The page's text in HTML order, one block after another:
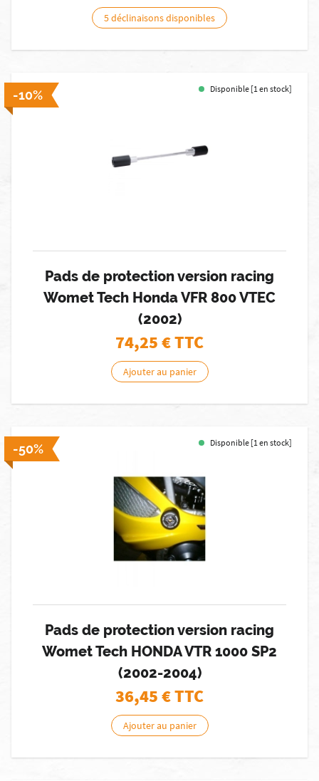
5 déclinaisons disponibles
-10% Disponible [1 en stock]
Pads de protection version racing
Womet Tech Honda VFR 800 VTEC
(2002)
74,25€ TTC
Ajouter au panier
-50% Disponible [1 en stock]
Pads de protection version racing
Womet Tech HONDA VTR 1000 SP2
(2002-2004)
36,45€ TTC
Ajouter au panier